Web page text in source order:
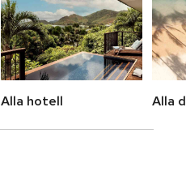
Alla hotell Alla